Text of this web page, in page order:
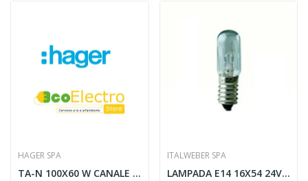
HAGER SPA
TA-N 100X60 W CANALE PORTA APPARECCHI E PORTA...
ITALWEBER SPA
LAMPADA E14 16X54 24V 5W - ITALWEBER 0910914